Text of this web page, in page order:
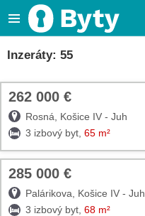
Inzeráty: 55
TOP
262 000 €
Rosná, Košice IV - Juh
3 izbový byt, 65 m²
TOP
285 000 €
Palárikova, Košice IV - Juh
3 izbový byt, 68 m²